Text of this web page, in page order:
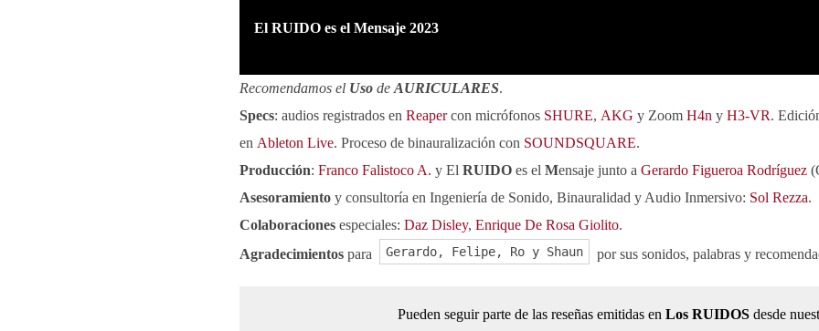
El RUIDO es el Mensaje 2023
Recomendamos el Uso de AURICULARES.
Specs: audios registrados en Reapercon micrófonos SHURE, AKG y Zoom H4n y H3-VR.
en Ableton Live. Proceso de binauralización con SOUNDSQUARE.
Producción: Franco Falistoco A. y El RUIDO es el Mensaje junto a Gerardo Figueroa Rodríguez
Asesoramiento y consultoría en Ingeniería de Sonido, Binauralidad y Audio Inmersivo: Sol Rezza.
Colaboraciones especiales: Daz Disley, Enrique De Rosa Giolito.
Agradecimientos para Gerardo, Felipe, Ro y Shaun por sus sonidos, palabras y
Pueden seguir parte de las reseñas emitidas en Los RUIDOSdesde